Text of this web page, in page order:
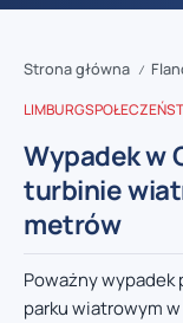
Strona główna /
LIMBURG
Wypadek w
turbinie
metrów
Poważny wypadek
parku wiatrowym